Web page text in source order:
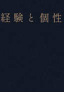
経験と個